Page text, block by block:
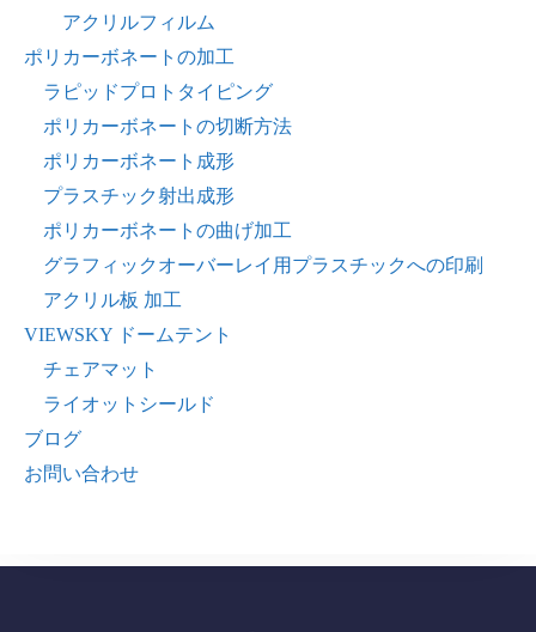
アクリルフィルム
ポリカーボネートの加工
ラピッドプロトタイピング
ポリカーボネートの切断方法
ポリカーボネート成形
プラスチック射出成形
ポリカーボネートの曲げ加工
グラフィックオーバーレイ用プラスチックへの印刷
アクリル板 加工
VIEWSKY ドームテント
チェアマット
ライオットシールド
ブログ
お問い合わせ